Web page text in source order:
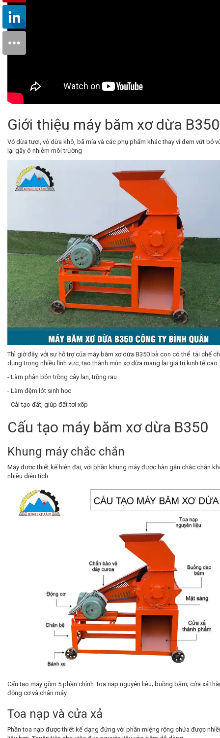
Giới thiệu máy băm xơ dừa
Vỏ dừa tươi, vỏ dừa khô, bã mía và các phụ phẩm khác thay vì đem vứt bỏ
lại gây ô nhiễm môi trường
Thì giờ đây, với sự hỗ trợ của máy băm xơ dừa B350 bà con có thể tái chế
dụng trong nhiều lĩnh vực, tạo thành mùn xơ dừa mang lại giá trị kinh tế cao
- Làm phân bón trồng cây lan, trồng rau
- Làm đệm lót sinh học
- Cải tạo đất, giúp đất tơi xốp
Cấu tạo máy băm xơ dừa B350
Khung máy chắc chắn
Máy được thiết kế hiện đại, với phần khung máy được hàn gắn chắc chắn
nhiều diện tích
Cấu tạo máy gồm 5 phần chính: toa nạp nguyên liệu; buồng băm; cửa xả
động cơ và chân máy
Toa nạp và cửa xả
Phần toa nạp được thiết kế dạng đứng với phần miệng rộng chứa được